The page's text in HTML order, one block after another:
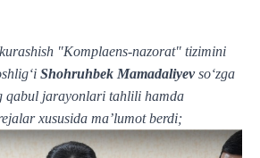
"Komplaens-nazorat" tizimini
Shohruhbek Mamadaliyevsoʻzga
qabul jarayonlari tahlili hamda
xususida ma’lumot berdi;